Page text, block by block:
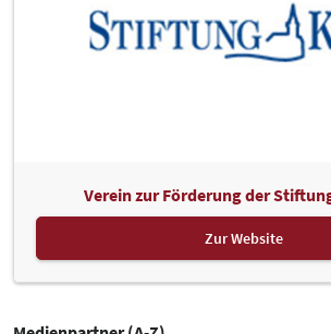
Verein zur Förderung der
Zur Website